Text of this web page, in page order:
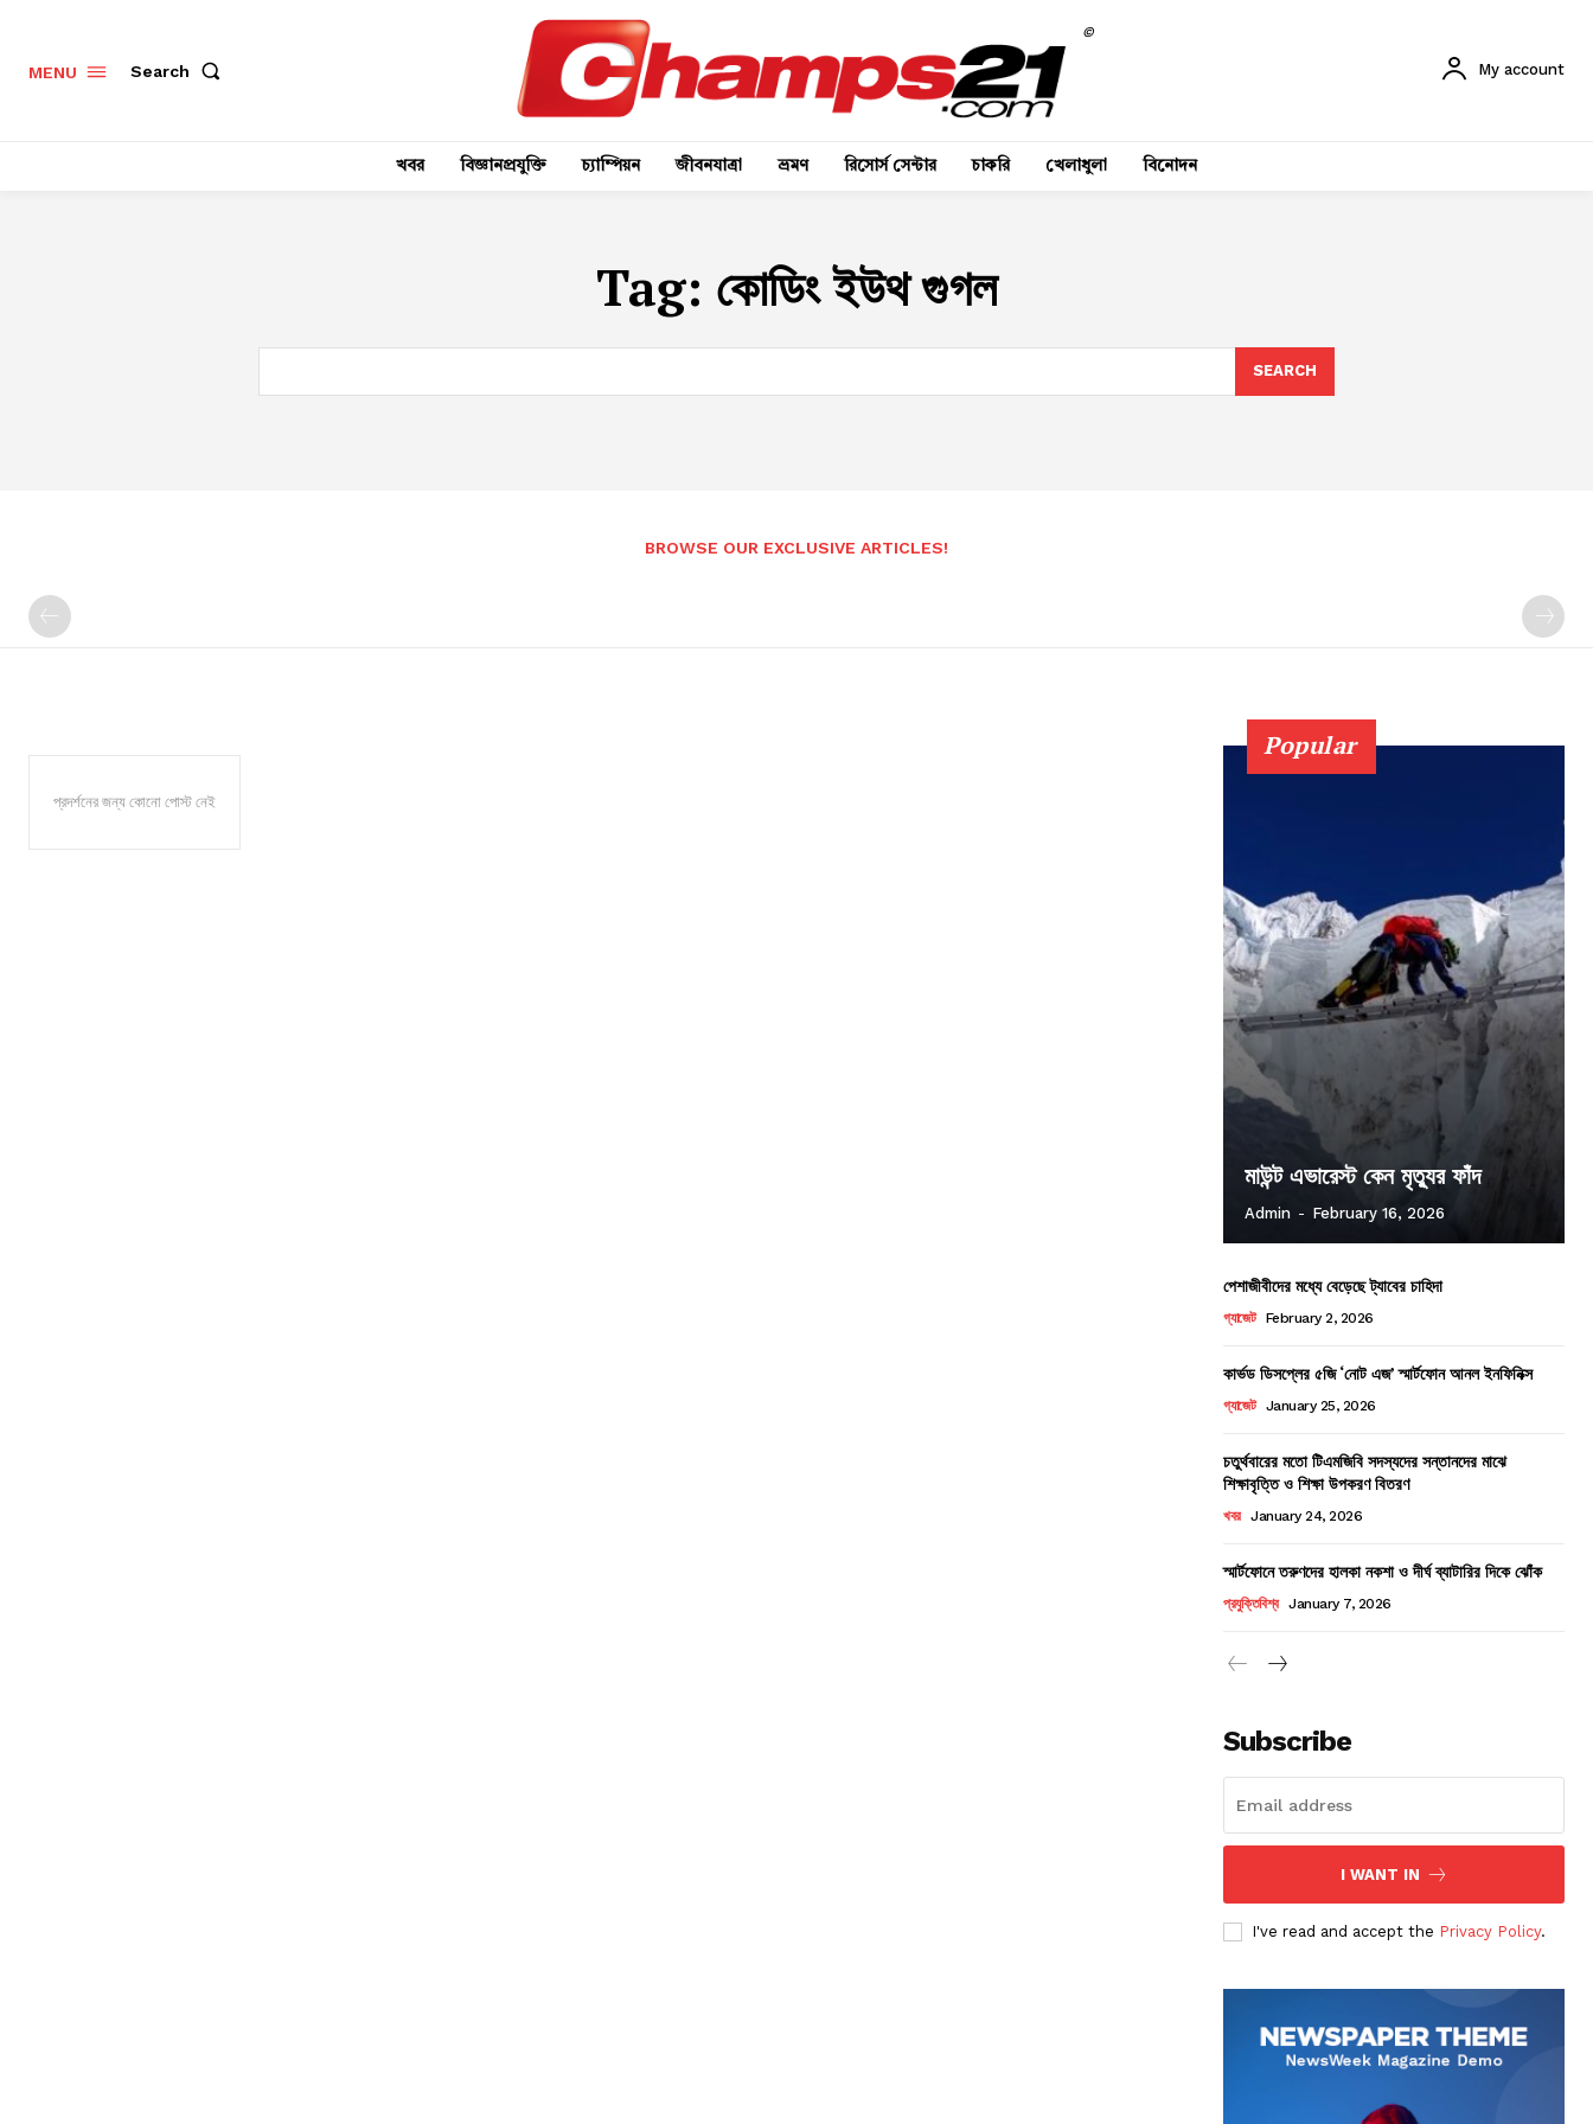
MENU Search
©
My account
খবর বিজ্ঞানপ্রযুক্তি চ্যাম্পিয়ন জীবনযাত্রা ভ্রমণ রিসোর্স সেন্টার চাকরি খেলাধুলা বিনোদন
Tag: কোডিং ইউথ গুগল
SEARCH
BROWSE OUR EXCLUSIVE ARTICLES!
প্রদর্শনের জন্য কোনো পোস্ট নেই
Popular
মাউন্ট এভারেস্ট কেন মৃত্যুর ফাঁদ
Admin - February 16, 2026
পেশাজীবীদের মধ্যে বেড়েছে ট্যাবের চাহিদা
গ্যাজেট February 2, 2026
কার্ভড ডিসপ্লের ৫জি ‘নোট এজ’ স্মার্টফোন আনল ইনফিনিক্স
গ্যাজেট January 25, 2026
চতুর্থবারের মতো টিএমজিবি সদস্যদের সন্তানদের মাঝে
শিক্ষাবৃত্তি ও শিক্ষা উপকরণ বিতরণ
খবর January 24, 2026
স্মার্টফোনে তরুণদের হালকা নকশা ও দীর্ঘ ব্যাটারির দিকে ঝোঁক
প্রযুক্তিবিশ্ব January 7, 2026
Subscribe
I WANT IN
I've read and accept the Privacy Policy.